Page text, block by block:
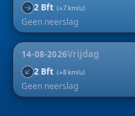
Geen neerslag
↑2 Bft (≈7 km/u)
14-08-2026Vrijdag
Geen neerslag
↑2 Bft (≈8 km/u)